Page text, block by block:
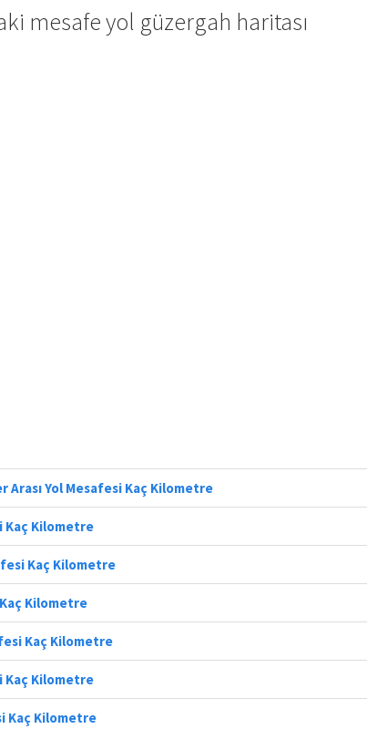
mesafe yol güzergah haritası
Yol Mesafesi Kaç Kilometre
Kaç Kilometre
Kaç Kilometre
Kilometre
Kaç Kilometre
Kaç Kilometre
Kaç Kilometre